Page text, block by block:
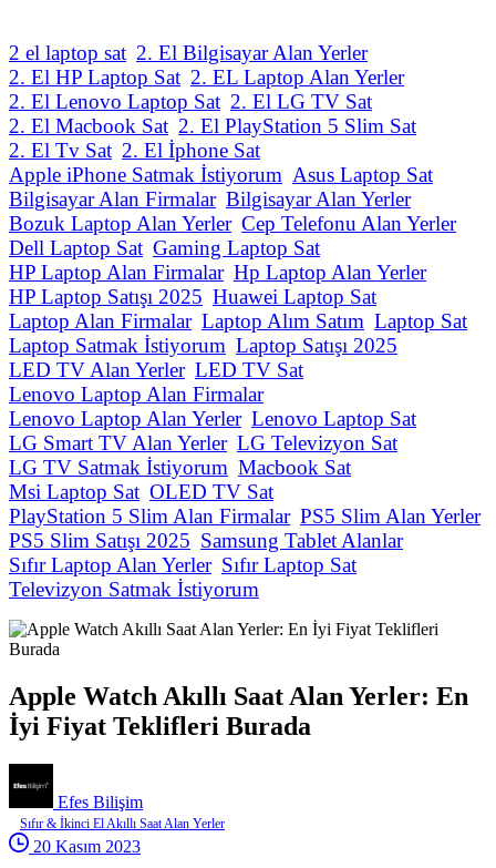
2 el laptop sat 2. El Bilgisayar Alan Yerler
2. El HP Laptop Sat 2. EL Laptop Alan Yerler
2. El Lenovo Laptop Sat 2. El LG TV Sat
2. El Macbook Sat 2. El PlayStation 5 Slim Sat
2. El Tv Sat 2. El İphone Sat
Apple iPhone Satmak İstiyorum Asus Laptop Sat
Bilgisayar Alan Firmalar Bilgisayar Alan Yerler
Bozuk Laptop Alan Yerler Cep Telefonu Alan Yerler
Dell Laptop Sat Gaming Laptop Sat
HP Laptop Alan Firmalar Hp Laptop Alan Yerler
HP Laptop Satışı 2025 Huawei Laptop Sat
Laptop Alan Firmalar Laptop Alım Satım Laptop Sat
Laptop Satmak İstiyorum Laptop Satışı 2025
LED TV Alan Yerler LED TV Sat
Lenovo Laptop Alan Firmalar
Lenovo Laptop Alan Yerler Lenovo Laptop Sat
LG Smart TV Alan Yerler LG Televizyon Sat
LG TV Satmak İstiyorum Macbook Sat
Msi Laptop Sat OLED TV Sat
PlayStation 5 Slim Alan Firmalar PS5 Slim Alan Yerler
PS5 Slim Satışı 2025 Samsung Tablet Alanlar
Sıfır Laptop Alan Yerler Sıfır Laptop Sat
Televizyon Satmak İstiyorum
Apple Watch Akıllı Saat Alan Yerler: En
İyi Fiyat Teklifleri Burada
Efes Bilişim
Sıfır & İkinci El Akıllı Saat Alan Yerler
20 Kasım 2023